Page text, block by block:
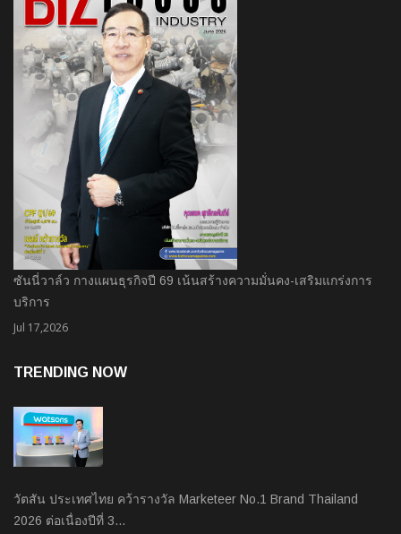
ซันนี่วาล์ว กางแผนธุรกิจปี 69 เน้นสร้างความมั่นคง-เสริมแกร่งการ
บริการ
Jul 17,2026
TRENDING NOW
วัตสัน ประเทศไทย คว้ารางวัล Marketeer No.1 Brand Thailand
2026 ต่อเนื่องปีที่ 3…